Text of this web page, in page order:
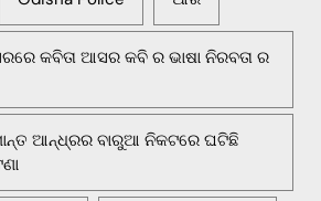
କବିତା ଆସର କବି ର ଭାଷା ନିରବତା ର
ଆନ୍ଧ୍ରର ବାରୁଆ ନିକଟରେ ଘଟିଛି